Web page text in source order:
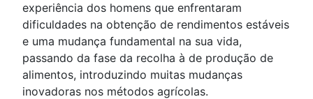
experiência dos homens que enfrentaram
dificuldades na obtenção de rendimentos estáveis
e uma mudança fundamental na sua vida,
passando da fase da recolha à de produção de
alimentos, introduzindo muitas mudanças
inovadoras nos métodos agrícolas.